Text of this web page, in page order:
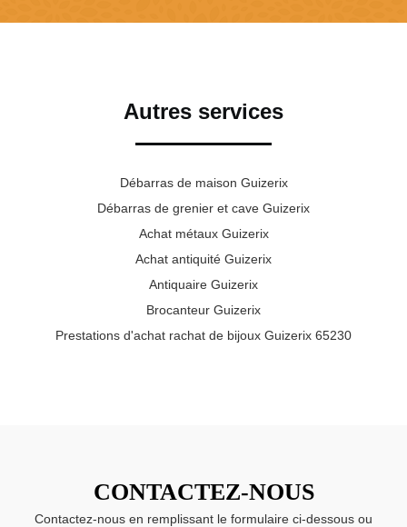
Autres services
Débarras de maison Guizerix
Débarras de grenier et cave Guizerix
Achat métaux Guizerix
Achat antiquité Guizerix
Antiquaire Guizerix
Brocanteur Guizerix
Prestations d'achat rachat de bijoux Guizerix 65230
CONTACTEZ-NOUS
Contactez-nous en remplissant le formulaire ci-dessous ou